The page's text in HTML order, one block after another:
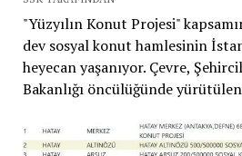
"Yüzyılın Konut Projesi"
dev sosyal konut hamlesinin
heyecan yaşanıyor. Çevre,
Bakanlığı öncülüğünde